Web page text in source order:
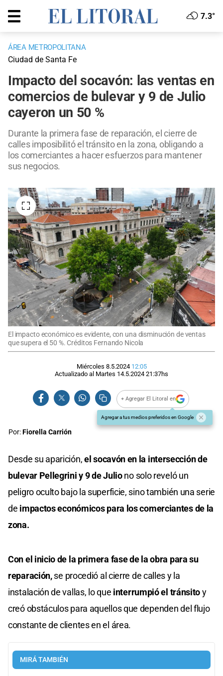
7.3°
ÁREA METROPOLITANA
Ciudad de Santa Fe
Impacto del socavón: las ventas en
comercios de bulevar y 9 de Julio
cayeron un 50 %
Durante la primera fase de reparación, el cierre de
calles imposibilitó el tránsito en la zona, obligando a
los comerciantes a hacer esfuerzos para mantener
sus negocios.
El impacto económico es evidente, con una disminución de ventas
que supera el 50 %. Créditos Fernando Nicola
Miércoles 8.5.2024 12:05
Actualizado al Martes 14.5.2024 21:37hs
+ Agregar El Litoral en
Agregar a tus medios preferidos en Google
Por:Fiorella Carrión
Desde su aparición,el socavón en la intersección de
bulevar Pellegrini y 9 de Juliono solo reveló un
peligro oculto bajo la superficie, sino también una serie
de impactos económicos para los comerciantes de la
zona.
Con el inicio de la primera fase de la obra para su
reparación,se procedió al cierre de calles y la
instalación de vallas, lo que interrumpió el tránsitoy
creó obstáculos para aquellos que dependen del flujo
constante de clientes en el área.
MIRÁ TAMBIÉN